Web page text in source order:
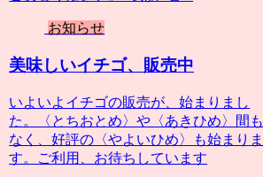
お知らせ
美味しいイチゴ、販売中
いよいよイチゴの販売が、始まりまし
た。〈とちおとめ〉や〈あきひめ〉間も
なく、好評の〈やよいひめ〉も始まりま
す。ご利用、お待ちしています